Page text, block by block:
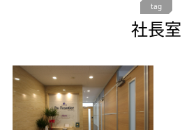
店舗デザイン
インドアゴルフ
オフィスデザイン
tag
社長室